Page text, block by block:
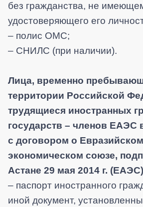
без гражданства, не
удостоверяющего его
– полис ОМС;
– СНИЛС (при наличии).
Лица, временно
территории Российской
трудящиеся иностранных
государств – членов ЕАЭС
с договором о Евразийском
экономическом союзе,
Астане 29 мая 2014 г.
– паспорт иностранного
иной документ,